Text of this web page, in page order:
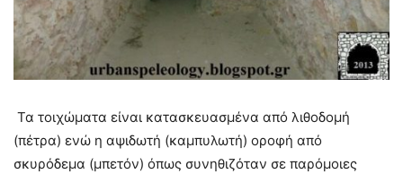
Τα τοιχώματα είναι κατασκευασμένα από λιθοδομή
(πέτρα) ενώ η αψιδωτή (καμπυλωτή) οροφή από
σκυρόδεμα (μπετόν) όπως συνηθιζόταν σε παρόμοιες